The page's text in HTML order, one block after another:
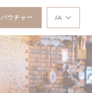
バウチャー JA